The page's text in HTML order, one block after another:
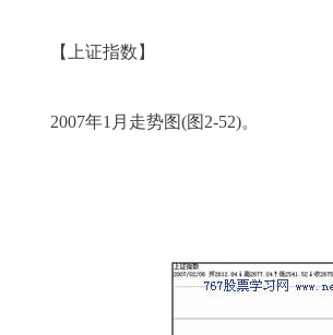
【上证指数】
2007年1月走势图(图2-52)。